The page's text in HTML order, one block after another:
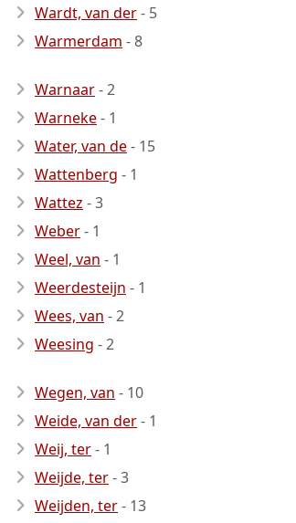
Wardt, van der- 5
Warmerdam - 8
Warnaar- 2
Warneke- 1
Water, van de- 15
Wattenberg - 1
Wattez - 3
Weber- 1
Weel, van - 1
Weerdesteijn - 1
Wees, van - 2
Weesing - 2
Wegen, van - 10
Weide, van der- 1
Weij, ter- 1
Weijde, ter- 3
Weijden, ter- 13